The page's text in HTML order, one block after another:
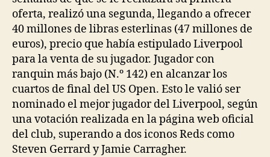
oferta, realizó una segunda, llegando a ofrecer
40 millones de libras esterlinas (47 millones de
euros), precio que había estipulado Liverpool
para la venta de su jugador. Jugador con
ranquin más bajo (N.º 142) en alcanzar los
cuartos de final del US Open. Esto le valió ser
nominado el mejor jugador del Liverpool, según
una votación realizada en la página web oficial
del club, superando a dos iconos Reds como
Steven Gerrard y Jamie Carragher.